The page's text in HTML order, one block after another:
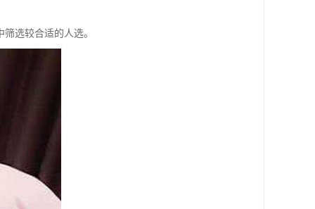
选较合适的人选。